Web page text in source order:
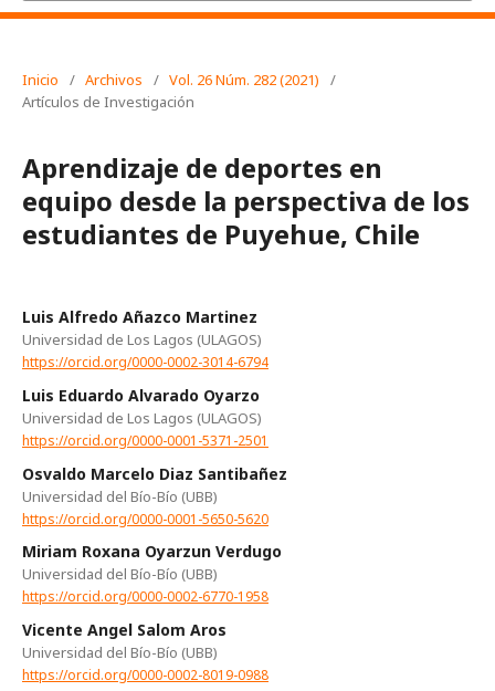
Inicio / Archivos / Vol. 26 Núm. 282 (2021)
/
Artículos de Investigación
Aprendizaje de deportes en
equipo desde la perspectiva de los
estudiantes de Puyehue, Chile
Luis Alfredo Añazco Martinez
Universidad de Los Lagos (ULAGOS)
https://orcid.org/0000-0002-3014-6794
Luis Eduardo Alvarado Oyarzo
Universidad de Los Lagos (ULAGOS)
https://orcid.org/0000-0001-5371-2501
Osvaldo Marcelo Diaz Santibañez
Universidad del Bío-Bío (UBB)
https://orcid.org/0000-0001-5650-5620
Miriam Roxana Oyarzun Verdugo
Universidad del Bío-Bío (UBB)
https://orcid.org/0000-0002-6770-1958
Vicente Angel Salom Aros
Universidad del Bío-Bío (UBB)
https://orcid.org/0000-0002-8019-0988